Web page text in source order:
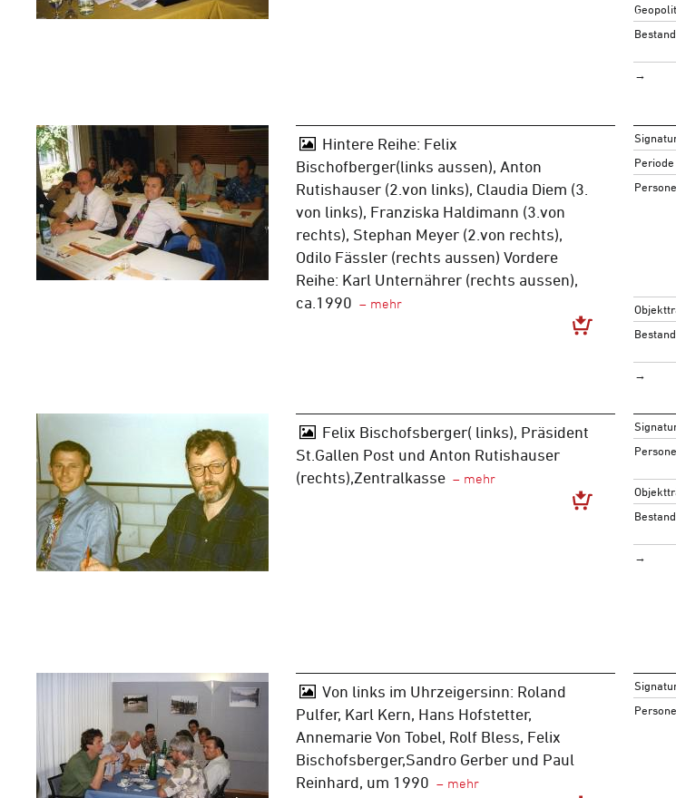
Bestand
→
Hintere Reihe: Felix
Bischofberger(links aussen), Anton
Rutishauser (2.von links), Claudia Diem (3.
von links), Franziska Haldimann (3.von
rechts), Stephan Meyer (2.von rechts),
Odilo Fässler (rechts aussen) Vordere
Reihe: Karl Unternährer (rechts aussen),
ca.1990
Periode
Bestand
→
Felix Bischofsberger( links), Präsident
St.Gallen Post und Anton Rutishauser
(rechts),Zentralkasse
Bestand
→
Von links im Uhrzeigersinn: Roland
Pulfer, Karl Kern, Hans Hofstetter,
Annemarie Von Tobel, Rolf Bless, Felix
Bischofsberger,Sandro Gerber und Paul
Reinhard, um 1990